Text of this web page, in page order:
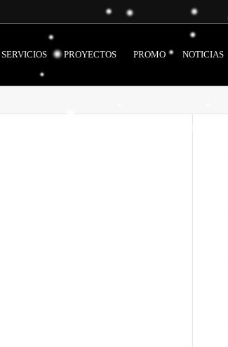
SERVICIOS PROYECTOS PROMO NOTICIAS